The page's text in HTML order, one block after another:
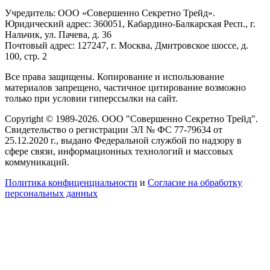
Учредитель: ООО «Совершенно Секретно Трейд».
Юридический адрес: 360051, Кабардино-Балкарская Респ., г.
Нальчик, ул. Пачева, д. 36
Почтовый адрес: 127247, г. Москва, Дмитровское шоссе, д.
100, стр. 2
Все права защищены. Копирование и использование
материалов запрещено, частичное цитирование возможно
только при условии гиперссылки на сайт.
Copyright © 1989-2026. ООО "Совершенно Секретно Трейд".
Свидетельство о регистрации ЭЛ № ФС 77-79634 от
25.12.2020 г., выдано Федеральной службой по надзору в
сфере связи, информационных технологий и массовых
коммуникаций.
Политика конфиценциальности и Согласие на обработку
персональных данных